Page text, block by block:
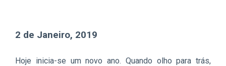
2 de Janeiro, 2019
Hoje inicia-se um novo ano. Quando olho para trás,